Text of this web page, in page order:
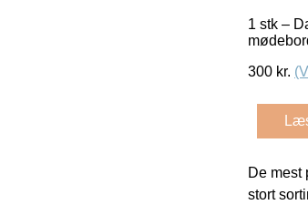
1 stk –
300 kr.
De mest
stort